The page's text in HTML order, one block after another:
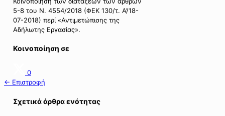
5-8 του Ν. 4554/2018 (ΦΕΚ 130/τ. Α’/18-
07-2018) περί «Αντιμετώπισης της
Αδήλωτης Εργασίας».
Κοινοποίηση σε
0
← Επιστροφή
Σχετικά άρθρα ενότητας